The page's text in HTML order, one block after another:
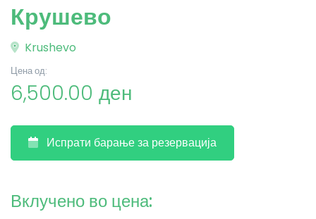
Крушево
Krushevo
Цена од:
6,500.00 ден
Испрати барање за резервација
Вклучено во цена: